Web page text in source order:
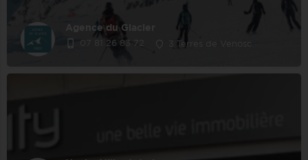
Agence du Glacier
07 81 26 83 72 3 Terres de Venosc